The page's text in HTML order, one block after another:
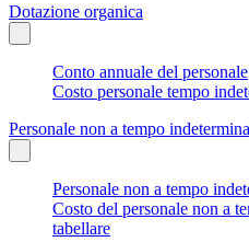
Dotazione organica
Conto annuale del personale
Costo personale tempo
Personale non a tempo
Personale non a tempo
Costo del personale non a
tabellare